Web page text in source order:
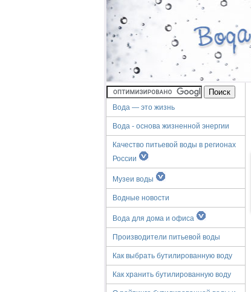
Вода — это жизнь
Вода - основа жизненной энергии
Качество питьевой воды в регионах
России
Музеи воды
Водные новости
Вода для дома и офиса
Производители питьевой воды
Как выбрать бутилированную воду
Как хранить бутилированную воду